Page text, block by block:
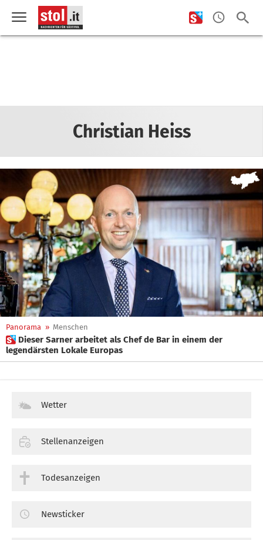
Christian Heiss
Panorama » Menschen
 Dieser Sarner arbeitet als Chef de Bar in einem der
legendärsten Lokale Europas
Wetter
Stellenanzeigen
Todesanzeigen
Newsticker